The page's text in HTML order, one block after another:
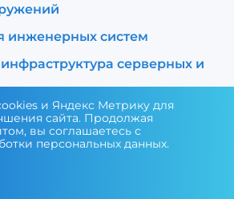
инженерных систем
серверных и
и эксплуатация
и Яндекс Метрику для
сайта. Продолжая
вы соглашаетесь с
персональных данных.